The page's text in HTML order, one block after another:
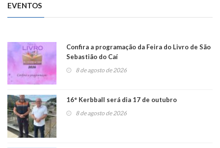
EVENTOS
Confira a programação da Feira do Livro de São
Sebastião do Caí
8 de agosto de 2026
16° Kerbball será dia 17 de outubro
8 de agosto de 2026